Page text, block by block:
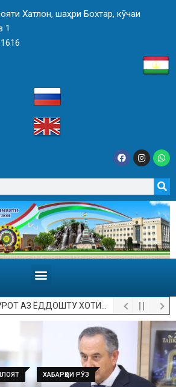
Хатлон, шаҳри Бохтар, кӯчаи
1
БАРДОШТУ ТААССУРОТ АЗ ЁДДОШТУ ХОТИРОТ.
ХАБАРҲОИ РӮЗ